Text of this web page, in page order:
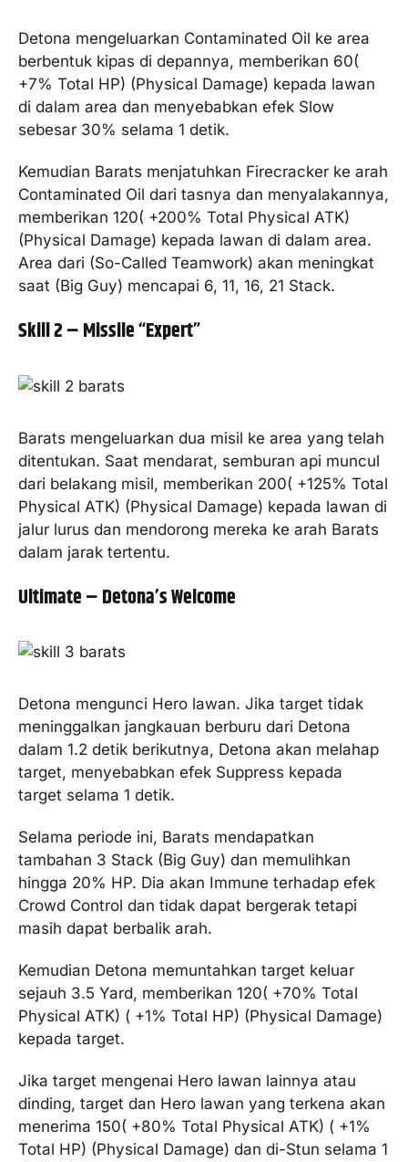
Detona mengeluarkan Contaminated Oil ke area
berbentuk kipas di depannya, memberikan 60(
+7% Total HP) (Physical Damage) kepada lawan
di dalam area dan menyebabkan efek Slow
sebesar 30% selama 1 detik.
Kemudian Barats menjatuhkan Firecracker ke arah
Contaminated Oil dari tasnya dan menyalakannya,
memberikan 120( +200% Total Physical ATK)
(Physical Damage) kepada lawan di dalam area.
Area dari (So-Called Teamwork) akan meningkat
saat (Big Guy) mencapai 6, 11, 16, 21 Stack.
Skill 2 – Missile “Expert”
Barats mengeluarkan dua misil ke area yang telah
ditentukan. Saat mendarat, semburan api muncul
dari belakang misil, memberikan 200( +125% Total
Physical ATK) (Physical Damage) kepada lawan di
jalur lurus dan mendorong mereka ke arah Barats
dalam jarak tertentu.
Ultimate – Detona’s Welcome
Detona mengunci Hero lawan. Jika target tidak
meninggalkan jangkauan berburu dari Detona
dalam 1.2 detik berikutnya, Detona akan melahap
target, menyebabkan efek Suppress kepada
target selama 1 detik.
Selama periode ini, Barats mendapatkan
tambahan 3 Stack (Big Guy) dan memulihkan
hingga 20% HP. Dia akan Immune terhadap efek
Crowd Control dan tidak dapat bergerak tetapi
masih dapat berbalik arah.
Kemudian Detona memuntahkan target keluar
sejauh 3.5 Yard, memberikan 120( +70% Total
Physical ATK) ( +1% Total HP) (Physical Damage)
kepada target.
Jika target mengenai Hero lawan lainnya atau
dinding, target dan Hero lawan yang terkena akan
menerima 150( +80% Total Physical ATK) ( +1%
Total HP) (Physical Damage) dan di-Stun selama 1